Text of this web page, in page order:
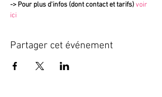
-> Pour plus d'infos (dont contact et tarifs)voir
ici
Partager cet événement